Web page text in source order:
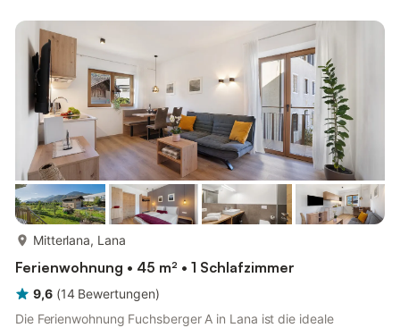
Vera Matratzen und Schafwollbezügen, und einem Zustellbett
für Kinder, sowie ein sehr geräumiges Badezimmer und ein
großer Vorraum. Im...
Mitterlana, Lana
Ferienwohnung • 45 m² • 1 Schlafzimmer
9,6 (14 Bewertungen)
Die Ferienwohnung Fuchsberger A in Lana ist die ideale